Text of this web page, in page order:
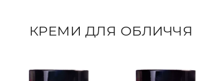
КРЕМИ ДЛЯ ОБЛИЧЧЯ